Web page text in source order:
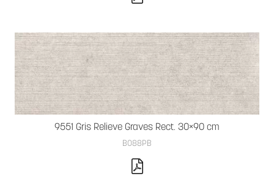
9551 Gris Relieve Graves Rect. 30×90 cm
B088PB